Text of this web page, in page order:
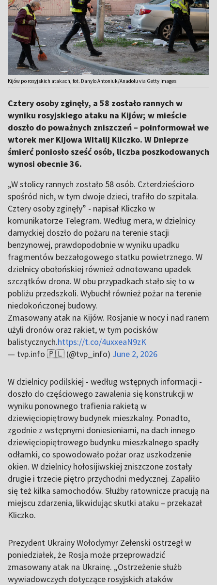
Kijów po rosyjskich atakach, fot. Danylo Antoniuk/Anadolu via Getty Images
Cztery osoby zginęły, a 58 zostało rannych w
wyniku rosyjskiego ataku na Kijów; w mieście
doszło do poważnych zniszczeń – poinformował we
wtorek mer Kijowa Witalij Kliczko. W Dnieprze
śmierć poniosło sześć osób, liczba poszkodowanych
wynosi obecnie 36.
„W stolicy rannych zostało 58 osób. Czterdzieścioro
spośród nich, w tym dwoje dzieci, trafiło do szpitala.
Cztery osoby zginęły” - napisał Kliczko w
komunikatorze Telegram. Według mera, w dzielnicy
darnyckiej doszło do pożaru na terenie stacji
benzynowej, prawdopodobnie w wyniku upadku
fragmentów bezzałogowego statku powietrznego. W
dzielnicy obołońskiej również odnotowano upadek
szczątków drona. W obu przypadkach stało się to w
pobliżu przedszkoli. Wybuchł również pożar na terenie
niedokończonej budowy.
Zmasowany atak na Kijów. Rosjanie w nocy i nad ranem
użyli dronów oraz rakiet, w tym pocisków
balistycznych.https://t.co/4uxxeaN9zK
— tvp.info 🇵🇱 (@tvp_info) June 2, 2026
W dzielnicy podilskiej - według wstępnych informacji -
doszło do częściowego zawalenia się konstrukcji w
wyniku ponownego trafienia rakietą w
dziewięciopiętrowy budynek mieszkalny. Ponadto,
zgodnie z wstępnymi doniesieniami, na dach innego
dziewięciopiętrowego budynku mieszkalnego spadły
odłamki, co spowodowało pożar oraz uszkodzenie
okien. W dzielnicy hołosijiwskiej zniszczone zostały
drugie i trzecie piętro przychodni medycznej. Zapaliło
się też kilka samochodów. Służby ratownicze pracują na
miejscu zdarzenia, likwidując skutki ataku – przekazał
Kliczko.
Prezydent Ukrainy Wołodymyr Zełenski ostrzegł w
poniedziałek, że Rosja może przeprowadzić
zmasowany atak na Ukrainę. „Ostrzeżenie służb
wywiadowczych dotyczące rosyjskich ataków